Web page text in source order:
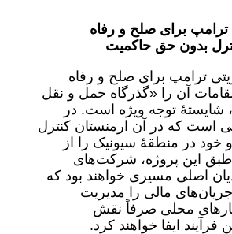
ترامپ برای صلح و رفاه
بدون حق حاکمیت
ترامپ برای صلح و رفاه
آن را «گذرگاه حمل و نقل
شایستۀ توجه ویژه است. در
است که در آن ارمنستان کنترل
خود در منطقۀ سیونیک را از
این پروژه، شرکت‌های
اصلی مسیری خواهند بود که
مالی را مدیریت
محلی صرفاً نقش
فرآیند ایفا خواهند کرد.